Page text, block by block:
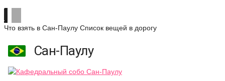
Что взять в Сан-Паулу Список вещей в дорогу
Сан-Паулу